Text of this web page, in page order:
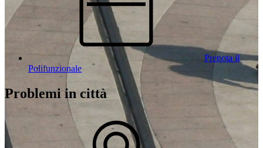
Prenota il
Polifunzionale
Problemi in città